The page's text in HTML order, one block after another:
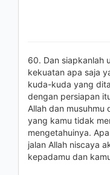
60. Dan siapkanlah
kekuatan apa saja
kuda-kuda yang
dengan persiapan
Allah dan musuhmu
yang kamu tidak
mengetahuinya.
jalan Allah niscaya
kepadamu dan